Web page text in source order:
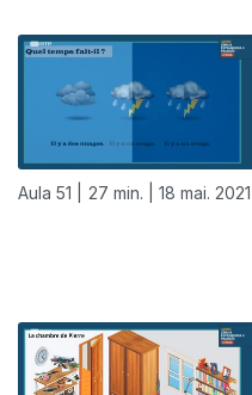
Aula 51 | 27 min. | 18 mai. 2021